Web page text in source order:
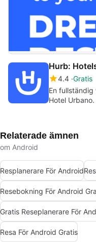
Hurb:
4.4 Gratis
En
Hotel Urbano.
Relaterade ämnen
om Android
Resplanerare För Android
Resebokning För Android
Gratis Reseplanerare För
Resa För Android Gratis